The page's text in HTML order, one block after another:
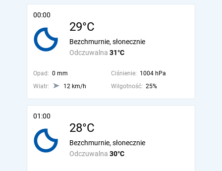
00:00
29°C
Odczuwalna 31°C
Bezchmurnie, słonecznie
Opad: 0 mm Ciśnienie: 1004 hPa
Wiatr:
12 km/h Wilgotność: 25%
01:00
28°C
Odczuwalna 30°C
Bezchmurnie, słonecznie